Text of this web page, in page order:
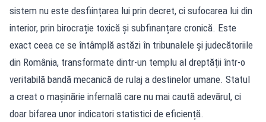
sistem nu este desființarea lui prin decret, ci sufocarea lui din
interior, prin birocrație toxică și subfinanțare cronică. Este
exact ceea ce se întâmplă astăzi în tribunalele și judecătoriile
din România, transformate dintr-un templu al dreptății într-o
veritabilă bandă mecanică de rulaj a destinelor umane. Statul
a creat o mașinărie infernală care nu mai caută adevărul, ci
doar bifarea unor indicatori statistici de eficiență.